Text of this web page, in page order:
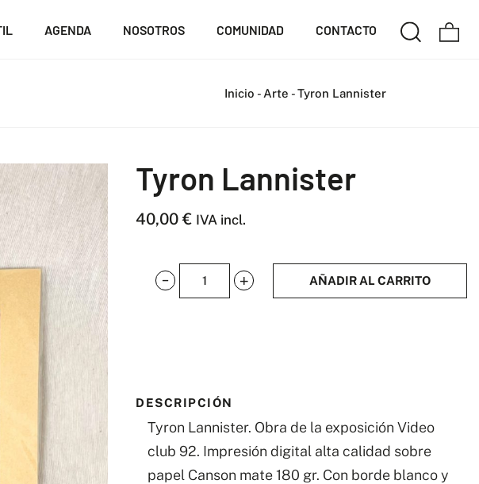
AGENDA NOSOTROS COMUNIDAD CONTACTO
Inicio - Arte -Tyron Lannister
Tyron Lannister
40,00€ IVA incl.
Tyron
AÑADIR AL CARRITO
DESCRIPCIÓN
Tyron Lannister. Obra de la exposición Video
club 92. Impresión digital alta calidad sobre
papel Canson mate 180 gr. Con borde blanco y